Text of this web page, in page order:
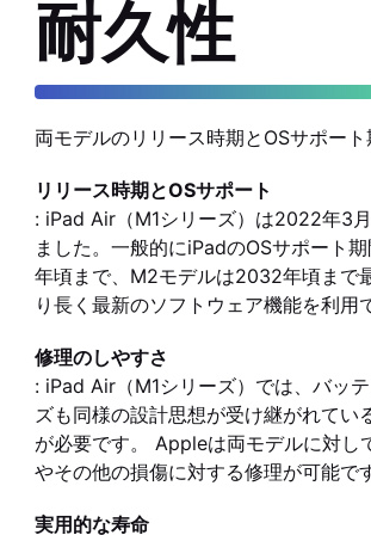
耐久性
両モデルのリリース時期とOSサポー
リリース時期とOSサポート
: iPad Air（M1シリーズ）は2022年3
ました。一般的にiPadのOSサポート
年頃まで、M2モデルは2032年頃まで
り長く最新のソフトウェア機能を利用
修理のしやすさ
: iPad Air（M1シリーズ）では、バッ
ズも同様の設計思想が受け継がれて
が必要です。 Appleは両モデルに対し
やその他の損傷に対する修理が可能です
実用的な寿命